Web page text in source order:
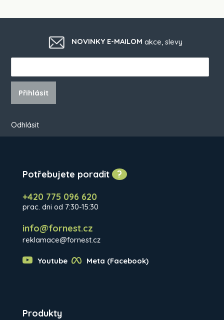
NOVINKY E-MAILOM akce, slevy
Přihlásit
Odhlásit
Potřebujete poradit ?
+420 775 096 620
prac. dni od 7:30-15:30
info@fornest.cz
reklamace@fornest.cz
Youtube Meta (Facebook)
Produkty